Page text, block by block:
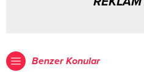
Benzer Konular